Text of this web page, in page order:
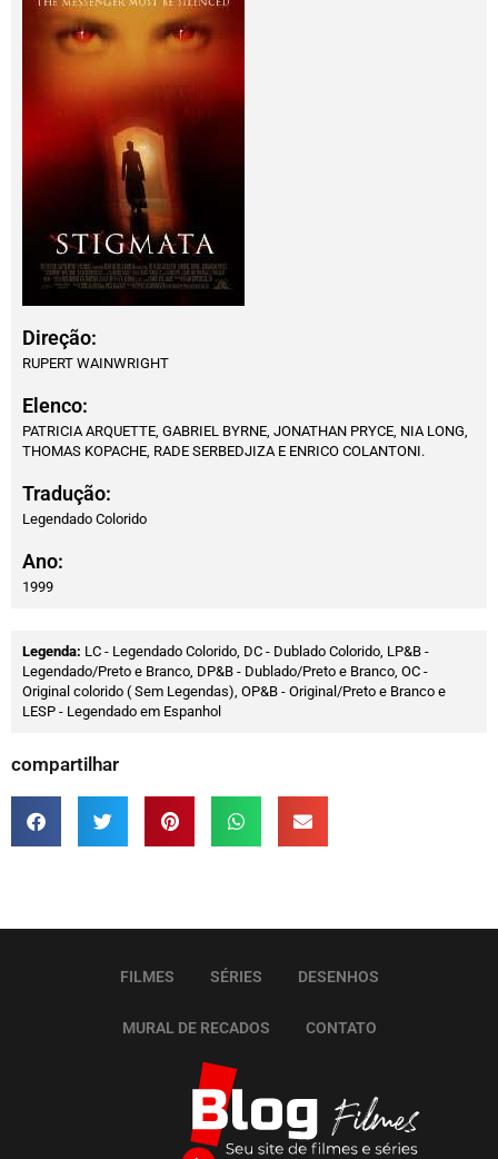
Direção:
RUPERT WAINWRIGHT
Elenco:
PATRICIA ARQUETTE, GABRIEL BYRNE, JONATHAN PRYCE, NIA LONG,
THOMAS KOPACHE, RADE SERBEDJIZA E ENRICO COLANTONI.
Tradução:
Legendado Colorido
Ano:
1999
Legenda: LC - Legendado Colorido, DC - Dublado Colorido, LP&B -
Legendado/Preto e Branco, DP&B - Dublado/Preto e Branco, OC -
Original colorido ( Sem Legendas), OP&B - Original/Preto e Branco e
LESP - Legendado em Espanhol
compartilhar
FILMES SÉRIES DESENHOS
MURAL DE RECADOS CONTATO